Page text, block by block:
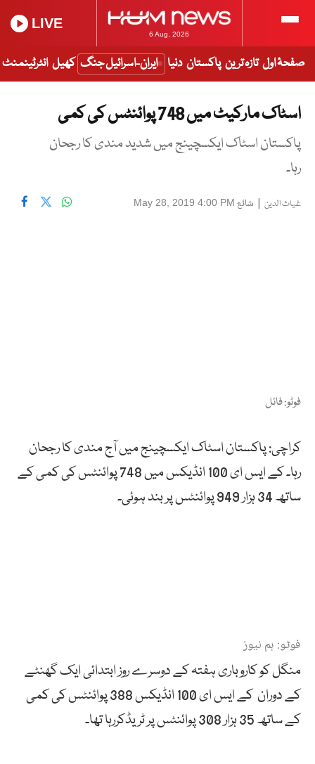
6 Aug, 2026
LIVE
صفحۂ اول تازہ ترین پاکستان دنیا ایران-اسرائیل جنگ کھیل انٹرٹینمنٹ
اسٹاک مارکیٹ میں 748 پوائنٹس کی کمی
پاکستان اسٹاک ایکسچینج میں شدید مندی کا رجحان
رہا۔
غیاث الدین | شائع May 28, 2019 4:00 PM
فوٹو: فائل
کراچی: پاکستان اسٹاک ایکسچینج میں آج مندی کا رجحان
رہا۔ کے ایس ای 100 انڈیکس میں 748 پوائنٹس کی کمی کے
ساتھ 34 ہزار 949 پوائنٹس پر بند ہوئی۔
فوٹو: ہم نیوز
منگل کو کاروباری ہفتہ کے دوسرے روز ابتدائی ایک گھنٹے
کے دوران کے ایس ای 100 انڈیکس 388 پوائنٹس کی کمی
کے ساتھ 35 ہزار 308 پوائنٹس پر ٹریڈکررہا تھا۔